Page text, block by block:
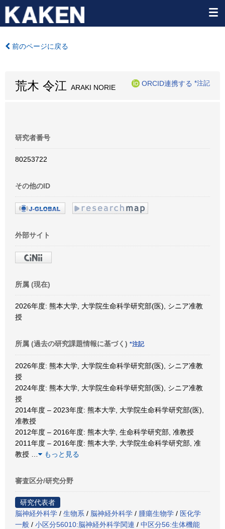
前のページに戻る
荒木 令江 ARAKI NORIE
ORCID連携する *注記
研究者番号
80253722
その他のID
外部サイト
所属 (現在)
2026年度: 熊本大学, 大学院生命科学研究部(医), シニア准教
授
所属 (過去の研究課題情報に基づく) *注記
2026年度: 熊本大学, 大学院生命科学研究部(医), シニア准教
授
2024年度: 熊本大学, 大学院生命科学研究部(医), シニア准教
授
2014年度 – 2023年度: 熊本大学, 大学院生命科学研究部(医),
准教授
2012年度 – 2016年度: 熊本大学, 生命科学研究部, 准教授
2011年度 – 2016年度: 熊本大学, 大学院生命科学研究部, 准
教授
もっと見る
審査区分/研究分野
研究代表者
脳神経外科学 / 生物系 / 脳神経外科学 / 腫瘍生物学 / 医化学
一般 / 小区分56010:脳神経外科学関連 / 中区分56:生体機能